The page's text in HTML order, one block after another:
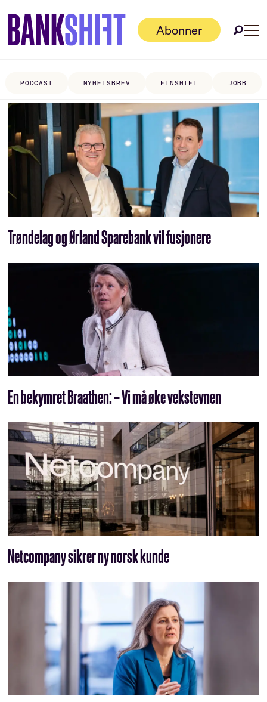
Abonner
PODCAST NYHETSBREV FINSHIFT JOBB
Tag:
konkurransekraft
Trøndelag og Ørland Sparebank vil fusjonere
En bekymret Braathen: – Vi må øke vekstevnen
Netcompany sikrer ny norsk kunde